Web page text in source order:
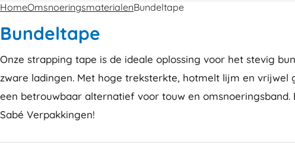
HomeOmsnoeringsmaterialenBundeltape
Bundeltape
Onze strapping tape is de ideale oplossing voor het stevig
zware ladingen. Met hoge treksterkte, hotmelt lijm en vrijwel
een betrouwbaar alternatief voor touw en omsnoeringsband.
Sabé Verpakkingen!